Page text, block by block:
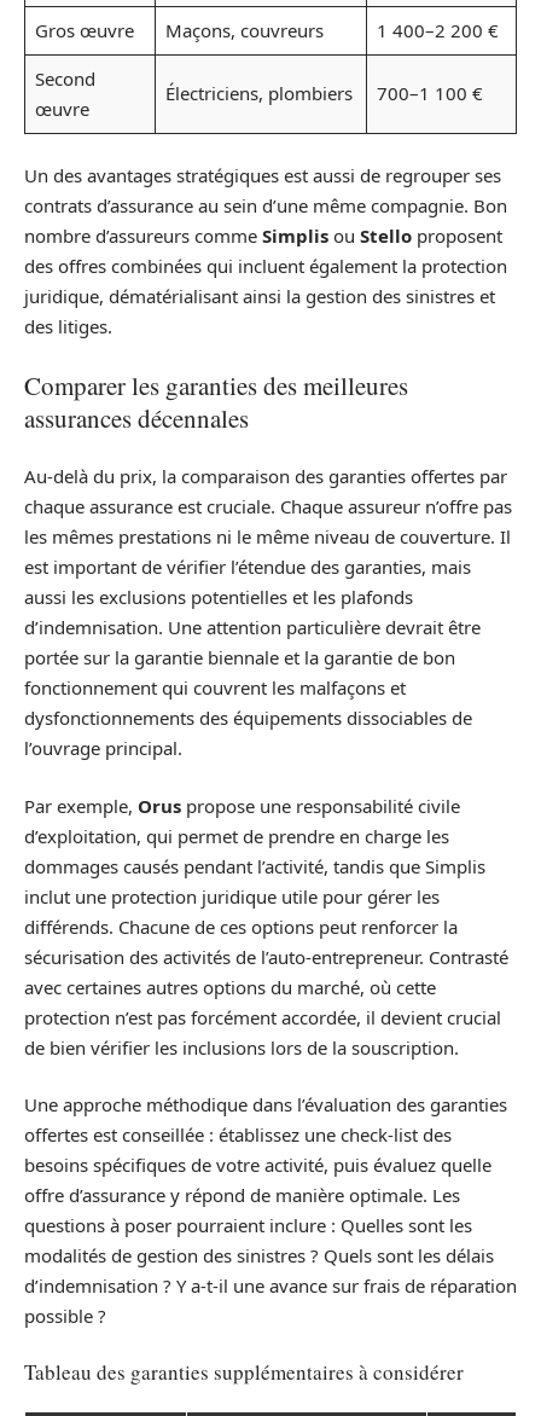
Gros œuvre Maçons, couvreurs
1 400–2 200 €
Second
œuvre
Électriciens, plombiers 700–1 100 €
Un des avantages stratégiques est aussi de regrouper ses
contrats d’assurance au sein d’une même compagnie. Bon
nombre d’assureurs comme Simplis ou Stello proposent
des offres combinées qui incluent également la protection
juridique, dématérialisant ainsi la gestion des sinistres et
des litiges.
Comparer les garanties des meilleures
assurances décennales
Au-delà du prix, la comparaison des garanties offertes par
chaque assurance est cruciale. Chaque assureur n’offre pas
les mêmes prestations ni le même niveau de couverture. Il
est important de vérifier l’étendue des garanties, mais
aussi les exclusions potentielles et les plafonds
d’indemnisation. Une attention particulière devrait être
portée sur la garantie biennale et la garantie de bon
fonctionnement qui couvrent les malfaçons et
dysfonctionnements des équipements dissociables de
l’ouvrage principal.
Par exemple, Orus propose une responsabilité civile
d’exploitation, qui permet de prendre en charge les
dommages causés pendant l’activité, tandis que Simplis
inclut une protection juridique utile pour gérer les
différends. Chacune de ces options peut renforcer la
sécurisation des activités de l’auto-entrepreneur. Contrasté
avec certaines autres options du marché, où cette
protection n’est pas forcément accordée, il devient crucial
de bien vérifier les inclusions lors de la souscription.
Une approche méthodique dans l’évaluation des garanties
offertes est conseillée : établissez une check-list des
besoins spécifiques de votre activité, puis évaluez quelle
offre d’assurance y répond de manière optimale. Les
questions à poser pourraient inclure : Quelles sont les
modalités de gestion des sinistres ? Quels sont les délais
d’indemnisation ? Y a-t-il une avance sur frais de réparation
possible ?
Tableau des garanties supplémentaires à considérer